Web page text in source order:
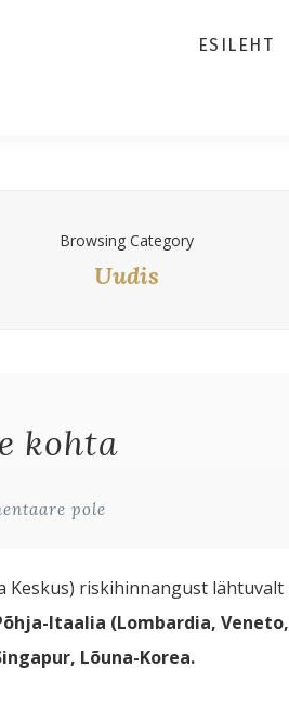
ESILEHT
Browsing Category
Uudis
kohta
pole
Keskus) riskihinnangust lähtuvalt
Itaalia (Lombardia, Veneto,
Lõuna-Korea.